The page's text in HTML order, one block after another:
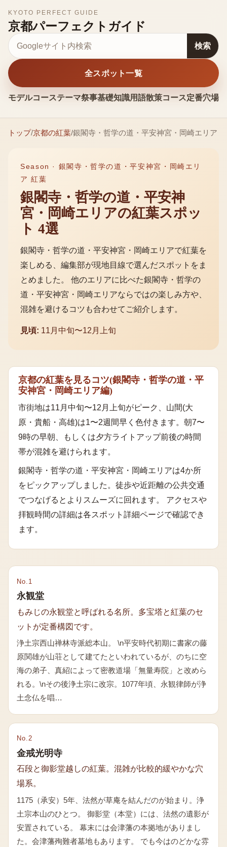
KYOTO PERFECT GUIDE
京都パーフェクトガイド
モデルコーステーマ祭事基礎知識用語散策コース定番穴場
サイト内検索
検索
全スポット一覧
トップ/京都の紅葉/銀閣寺・哲学の道・平安神宮・岡崎エリア
Season · 銀閣寺・哲学の道・平安神宮・岡崎エリ
ア 紅葉
銀閣寺・哲学の道・平安神
宮・岡崎エリアの紅葉スポッ
ト 4選
銀閣寺・哲学の道・平安神宮・岡崎エリアで紅葉を
楽しめる、編集部が現地目線で選んだスポットをま
とめました。 他のエリアに比べた銀閣寺・哲学の
道・平安神宮・岡崎エリアならではの楽しみ方や、
混雑を避けるコツも合わせてご紹介します。
見頃: 11月中旬〜12月上旬
京都の紅葉を見るコツ(銀閣寺・哲学の道・平
安神宮・岡崎エリア編)
市街地は11月中旬〜12月上旬がピーク、山間(大
原・貴船・高雄)は1〜2週間早く色付きます。朝7〜
9時の早朝、もしくは夕方ライトアップ前後の時間
帯が混雑を避けられます。
銀閣寺・哲学の道・平安神宮・岡崎エリアは4か所
をピックアップしました。徒歩や近距離の公共交通
でつなげるとよりスムーズに回れます。 アクセスや
拝観時間の詳細は各スポット詳細ページで確認でき
ます。
No. 1
永観堂
もみじの永観堂と呼ばれる名所。多宝塔と紅葉のセ
ットが定番構図です。
浄土宗西山禅林寺派総本山。 \n平安時代初期に書家の藤
原関雄が山荘として建てたといわれているが、のちに空
海の弟子、真紹によって密教道場「無量寿院」と改めら
れる。\nその後浄土宗に改宗。1077年頃、永観律師が浄
土念仏を唱…
No.2
金戒光明寺
石段と御影堂越しの紅葉。混雑が比較的緩やかな穴
場系。
1175（承安）5年、法然が草庵を結んだのが始まり。浄
土宗本山のひとつ。 御影堂（本堂）には、法然の遺影が
安置されている。 幕末には会津藩の本拠地がありまし
た。会津藩殉難者墓地もあります。 でも今はのどかな雰